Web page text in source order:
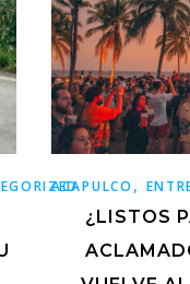
ACAPULCO ,
¿LISTOS